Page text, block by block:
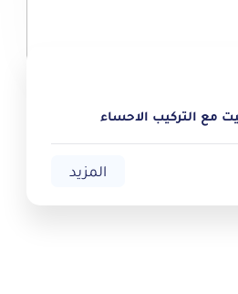
مع التركيب الاحساء
المزيد